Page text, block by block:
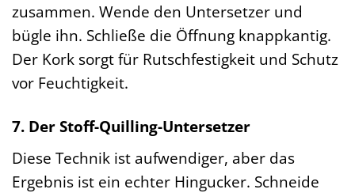
zusammen. Wende den Untersetzer und
bügle ihn. Schließe die Öffnung knappkantig.
Der Kork sorgt für Rutschfestigkeit und Schutz
vor Feuchtigkeit.
7. Der Stoff-Quilling-Untersetzer
Diese Technik ist aufwendiger, aber das
Ergebnis ist ein echter Hingucker. Schneide